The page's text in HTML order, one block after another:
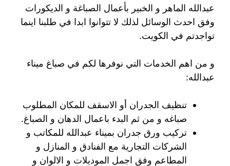
عبدالله الماهر و الخبير بأعمال الصباغة و الديكورات
وفق احدث الوسائل لذلك لا تتوانوا ابدا في طلبنا اينما
تواجدتم في الكويت.
و من اهم الخدمات التي نوفرها لكم في صباغ ميناء
عبدالله:
تنظيف الجدران أو الاسقف للمكان المطلوب
صباغه و من ثم البدء باعمال الدهان و الصباغ.
تركيب ورق جدران بميناء عبدالله للمكاتب و
الشركات التجارية مع الفنادق و المنازل و
المطاعم وفق اجمل الموديلات و الالوان و